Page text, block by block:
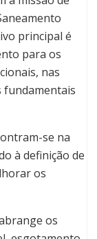
principal é
para os
nas
fundamentais
se na
à definição de
os
os